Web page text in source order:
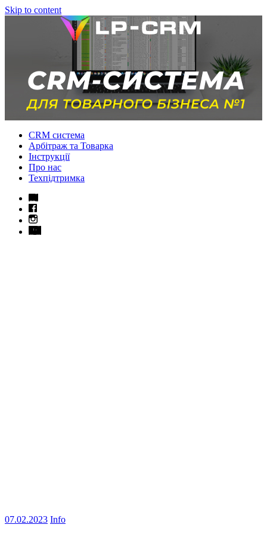
Skip to content
CRM система
Арбітраж та Товарка
Інструкції
Про нас
Техпідтримка
07.02.2023 Info